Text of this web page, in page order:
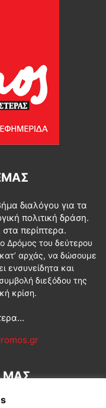
διαλόγου για τα
πολιτική δράση.
περίπτερα.
Δρόμος του δεύτερου
αρχάς, να δώσουμε
ενσυνείδητα και
διεξόδου της
κρίση.
ΜΑΣ